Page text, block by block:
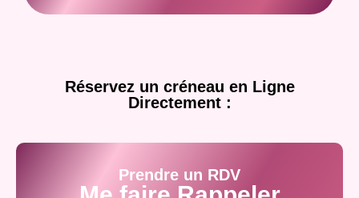
Prendre un RDV
Réservez un créneau en Ligne
Directement :